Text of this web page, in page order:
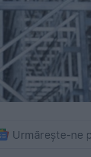
Urmărește-ne